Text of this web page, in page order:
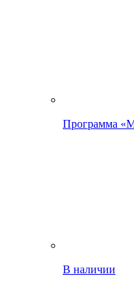
Программа
В наличии